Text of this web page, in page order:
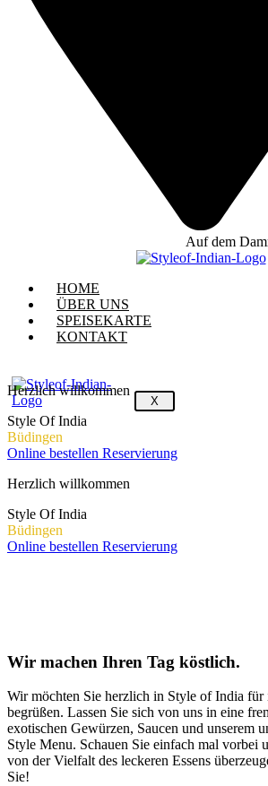
Auf dem
HOME
ÜBER UNS
SPEISEKARTE
KONTAKT
X
Herzlich willkommen
Style Of India
Büdingen
Online bestellen Reservierung
Herzlich willkommen
Style Of India
Büdingen
Online bestellen Reservierung
Wir machen Ihren Tag köstlich.
Wir möchten Sie herzlich in Style of India für
begrüßen. Lassen Sie sich von uns in eine
exotischen Gewürzen, Saucen und unserem
Style Menu. Schauen Sie einfach mal vorbei
von der Vielfalt des leckeren Essens
Sie!